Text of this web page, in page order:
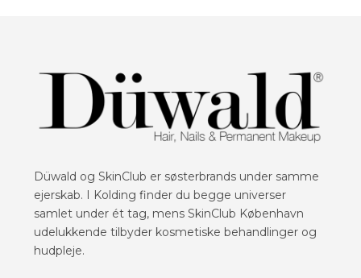
Düwald og SkinClub er søsterbrands under samme
ejerskab. I Kolding finder du begge universer
samlet under ét tag, mens SkinClub København
udelukkende tilbyder kosmetiske behandlinger og
hudpleje.